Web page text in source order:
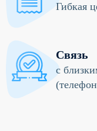
Гибкая
Связь
с